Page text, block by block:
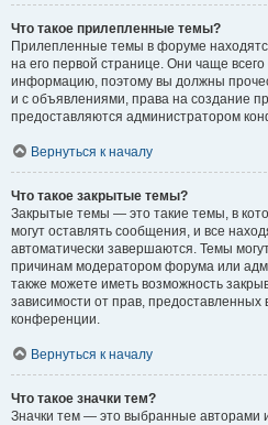
Что такое прилепленные темы?
Прилепленные темы в форуме
на его первой странице. Они чаще
информацию, поэтому вы должны
и с объявлениями, права на создание
предоставляются администратором
Вернуться к началу
Что такое закрытые темы?
Закрытые темы — это такие темы, в
могут оставлять сообщения, и все
автоматически завершаются. Темы
причинам модератором форума или
также можете иметь возможность
зависимости от прав,
конференции.
Вернуться к началу
Что такое значки тем?
Значки тем — это выбранные авторами